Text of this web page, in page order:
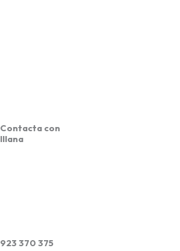
Contacta con
Illana
923 370 375